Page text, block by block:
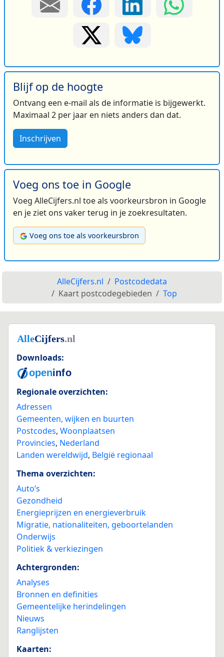
Blijf op de hoogte
Ontvang een e-mail als de informatie is bijgewerkt.
Maximaal 2 per jaar en niets anders dan dat.
Inschrijven
Voeg ons toe in Google
Voeg AlleCijfers.nl toe als voorkeursbron in Google
en je ziet ons vaker terug in je zoekresultaten.
Voeg ons toe als voorkeursbron
AlleCijfers.nl
Postcodedata
Kaart postcodegebieden
Top
Downloads:
Regionale overzichten:
Adressen
Gemeenten, wijken en buurten
Postcodes, Woonplaatsen
Provincies, Nederland
Landen wereldwijd, België regionaal
Thema overzichten:
Auto’s
Gezondheid
Energieprijzen en energieverbruik
Migratie, nationaliteiten, geboortelanden
Onderwijs
Politiek & verkiezingen
Achtergronden:
Analyses
Bronnen en definities
Gemeentelijke herindelingen
Nieuws
Ranglijsten
Kaarten: